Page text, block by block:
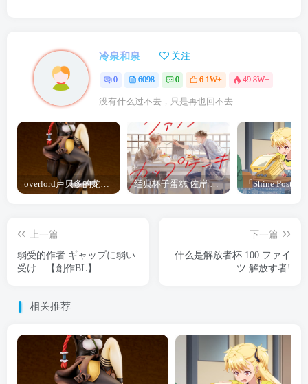
冷泉和泉 关注
0 6098 0 6.1W+ 49.8W+
没有什么过不去，只是再也回不去
overlord卢贝多的龙王谁厉害 「Overlord」露普斯蕾琪娜·贝塔手办开订 经典杯子蛋糕 佐岸 漫画「经典杯子蛋糕」宣布真人日剧化
上一篇
弱受的作者 ギャップに弱い
受け 【創作BL】
下一篇
什么是解放者杯 100 ファイ
ツ 解放す者!
相关推荐